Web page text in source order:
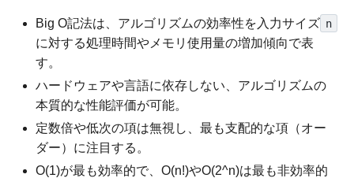
Big O記法は、アルゴリズムの効率性を入力サイズ n
に対する処理時間やメモリ使用量の増加傾向で表
す。
ハードウェアや言語に依存しない、アルゴリズムの
本質的な性能評価が可能。
定数倍や低次の項は無視し、最も支配的な項（オー
ダー）に注目する。
O(1)が最も効率的で、O(n!)やO(2^n)は最も非効率的